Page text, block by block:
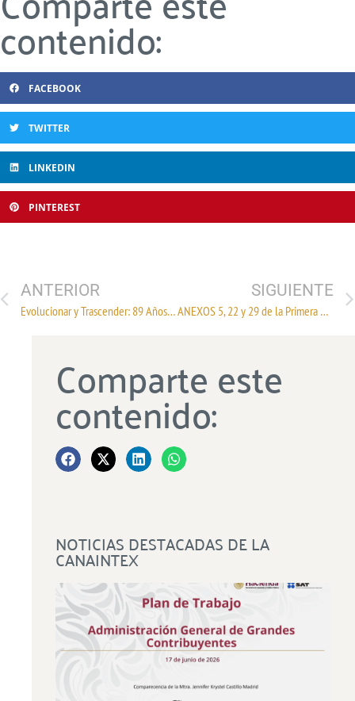
contenido:
FACEBOOK
TWITTER
LINKEDIN
PINTEREST
ANTERIOR
Evolucionar y Trascender: 89 Años de la Industria Textil.
SIGUIENTE
ANEXOS 5, 22 y 29 de la Primera Resolución de Modificaciones a las Reglas Generales de Comercio Exterior para 2026, publicada el 14 de mayo de 2026.
Comparte este
contenido:
NOTICIAS DESTACADAS DE LA
CANAINTEX